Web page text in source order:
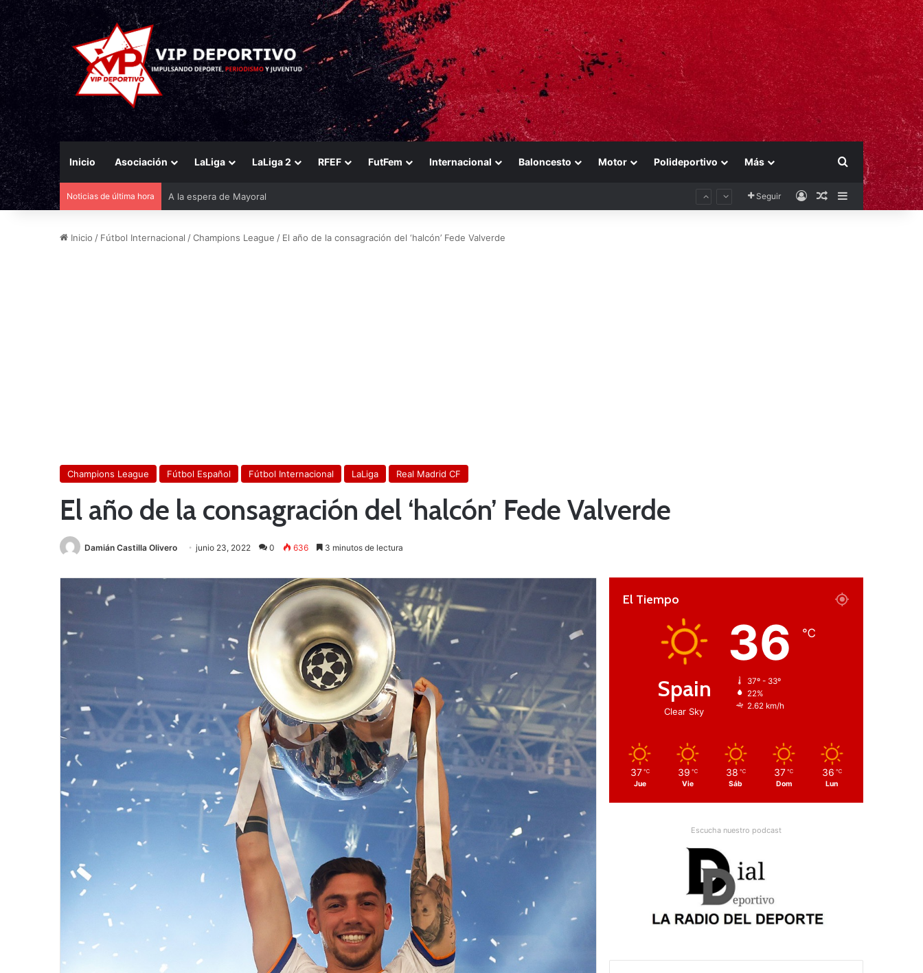
Inicio Asociación LaLiga LaLiga 2 RFEF FutFem Internacional Baloncesto Motor Polideportivo Más Buscar por
Noticias de última hora A la espera de Mayoral Seguir AccesoPublicación al
Barra lateral
Inicio / Fútbol Internacional /Champions League / El año de la consagración del ‘halcón’ Fede Valverde
Champions League Fútbol Español Fútbol Internacional LaLiga Real Madrid CF
El año de la consagración del ‘halcón’ Fede Valverde
Damián Castilla Olivero junio 23, 2022 0 636 3 minutos de lectura
El Tiempo
Spain
Clear Sky
36 ℃
37º - 33º
22%
2.62 km/h
37 ℃
Jue
39 ℃
Vie
38 ℃
Sáb
37 ℃
Dom
36 ℃
Lun
Escucha nuestro podcast